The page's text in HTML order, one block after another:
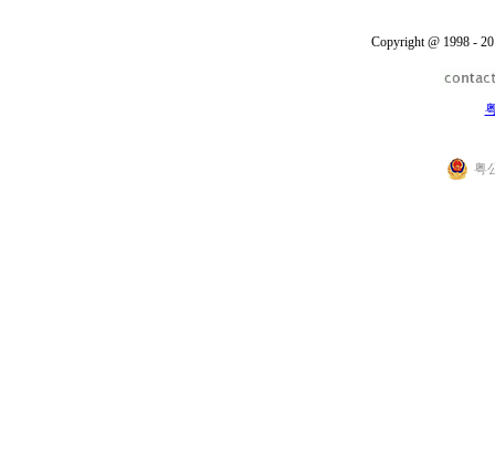
Copyright @ 1998 -
粤